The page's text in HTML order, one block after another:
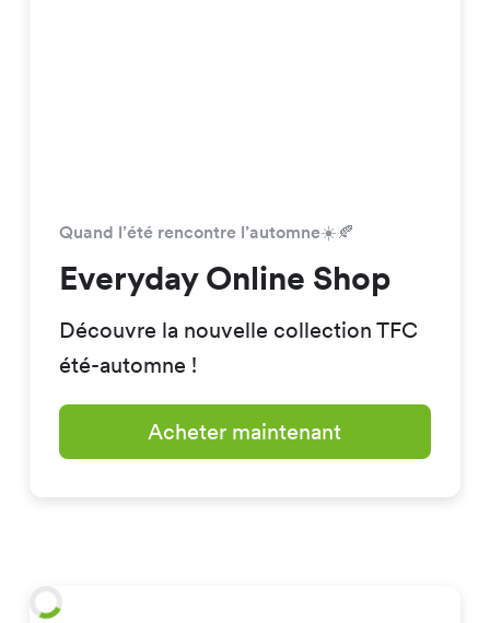
Quand l’été rencontre l’automne☀️🍂
Everyday Online Shop
Découvre la nouvelle collection TFC
été-automne !
Acheter maintenant